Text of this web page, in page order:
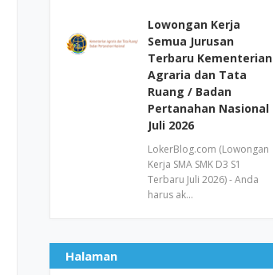
Lowongan Kerja
Semua Jurusan
Terbaru Kementerian
Agraria dan Tata
Ruang / Badan
Pertanahan Nasional
Juli 2026
LokerBlog.com (Lowongan
Kerja SMA SMK D3 S1
Terbaru Juli 2026) - Anda
harus ak…
Halaman